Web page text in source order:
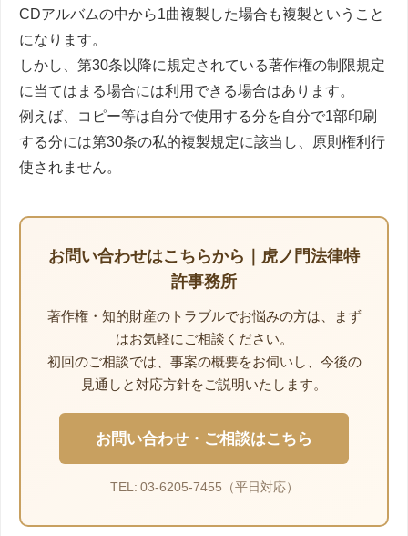
CDアルバムの中から1曲複製した場合も複製ということ
になります。
しかし、第30条以降に規定されている著作権の制限規定
に当てはまる場合には利用できる場合はあります。
例えば、コピー等は自分で使用する分を自分で1部印刷
する分には第30条の私的複製規定に該当し、原則権利行
使されません。
お問い合わせはこちらから｜虎ノ門法律特
許事務所
著作権・知的財産のトラブルでお悩みの方は、まず
はお気軽にご相談ください。
初回のご相談では、事案の概要をお伺いし、今後の
見通しと対応方針をご説明いたします。
お問い合わせ・ご相談はこちら
TEL: 03-6205-7455（平日対応）